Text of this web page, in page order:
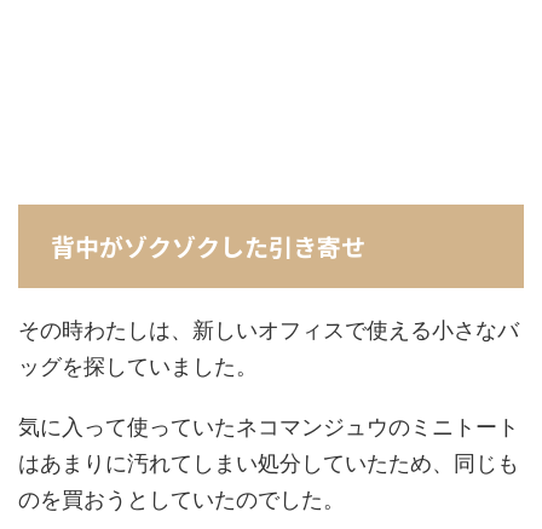
背中がゾクゾクした引き寄せ
その時わたしは、新しいオフィスで使える小さなバ
ッグを探していました。
気に入って使っていたネコマンジュウのミニトート
はあまりに汚れてしまい処分していたため、同じも
のを買おうとしていたのでした。